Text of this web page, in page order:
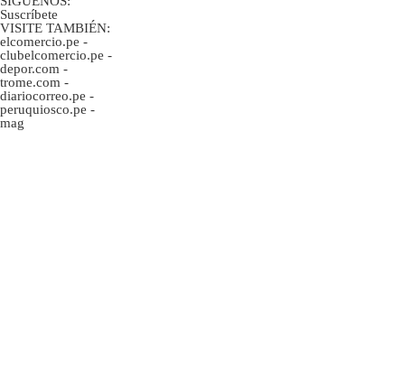
Suscríbete
VISITE TAMBIÉN:
elcomercio.pe -
clubelcomercio.pe -
depor.com -
trome.com -
diariocorreo.pe -
peruquiosco.pe -
mag